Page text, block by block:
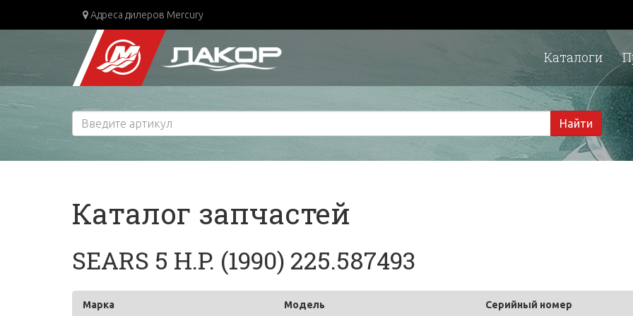
Адреса дилеров Mercury
Каталоги
Найти 1
Каталог запчастей
SEARS 5 H.P. (1990) 225.587493
Марка Модель Серийный номер